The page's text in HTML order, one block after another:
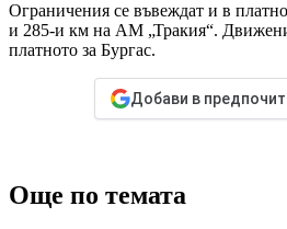
Ограничения се въвеждат и в
и 285-и км на АМ „Тракия“.
платното за Бургас.
Добави в
Още по темата